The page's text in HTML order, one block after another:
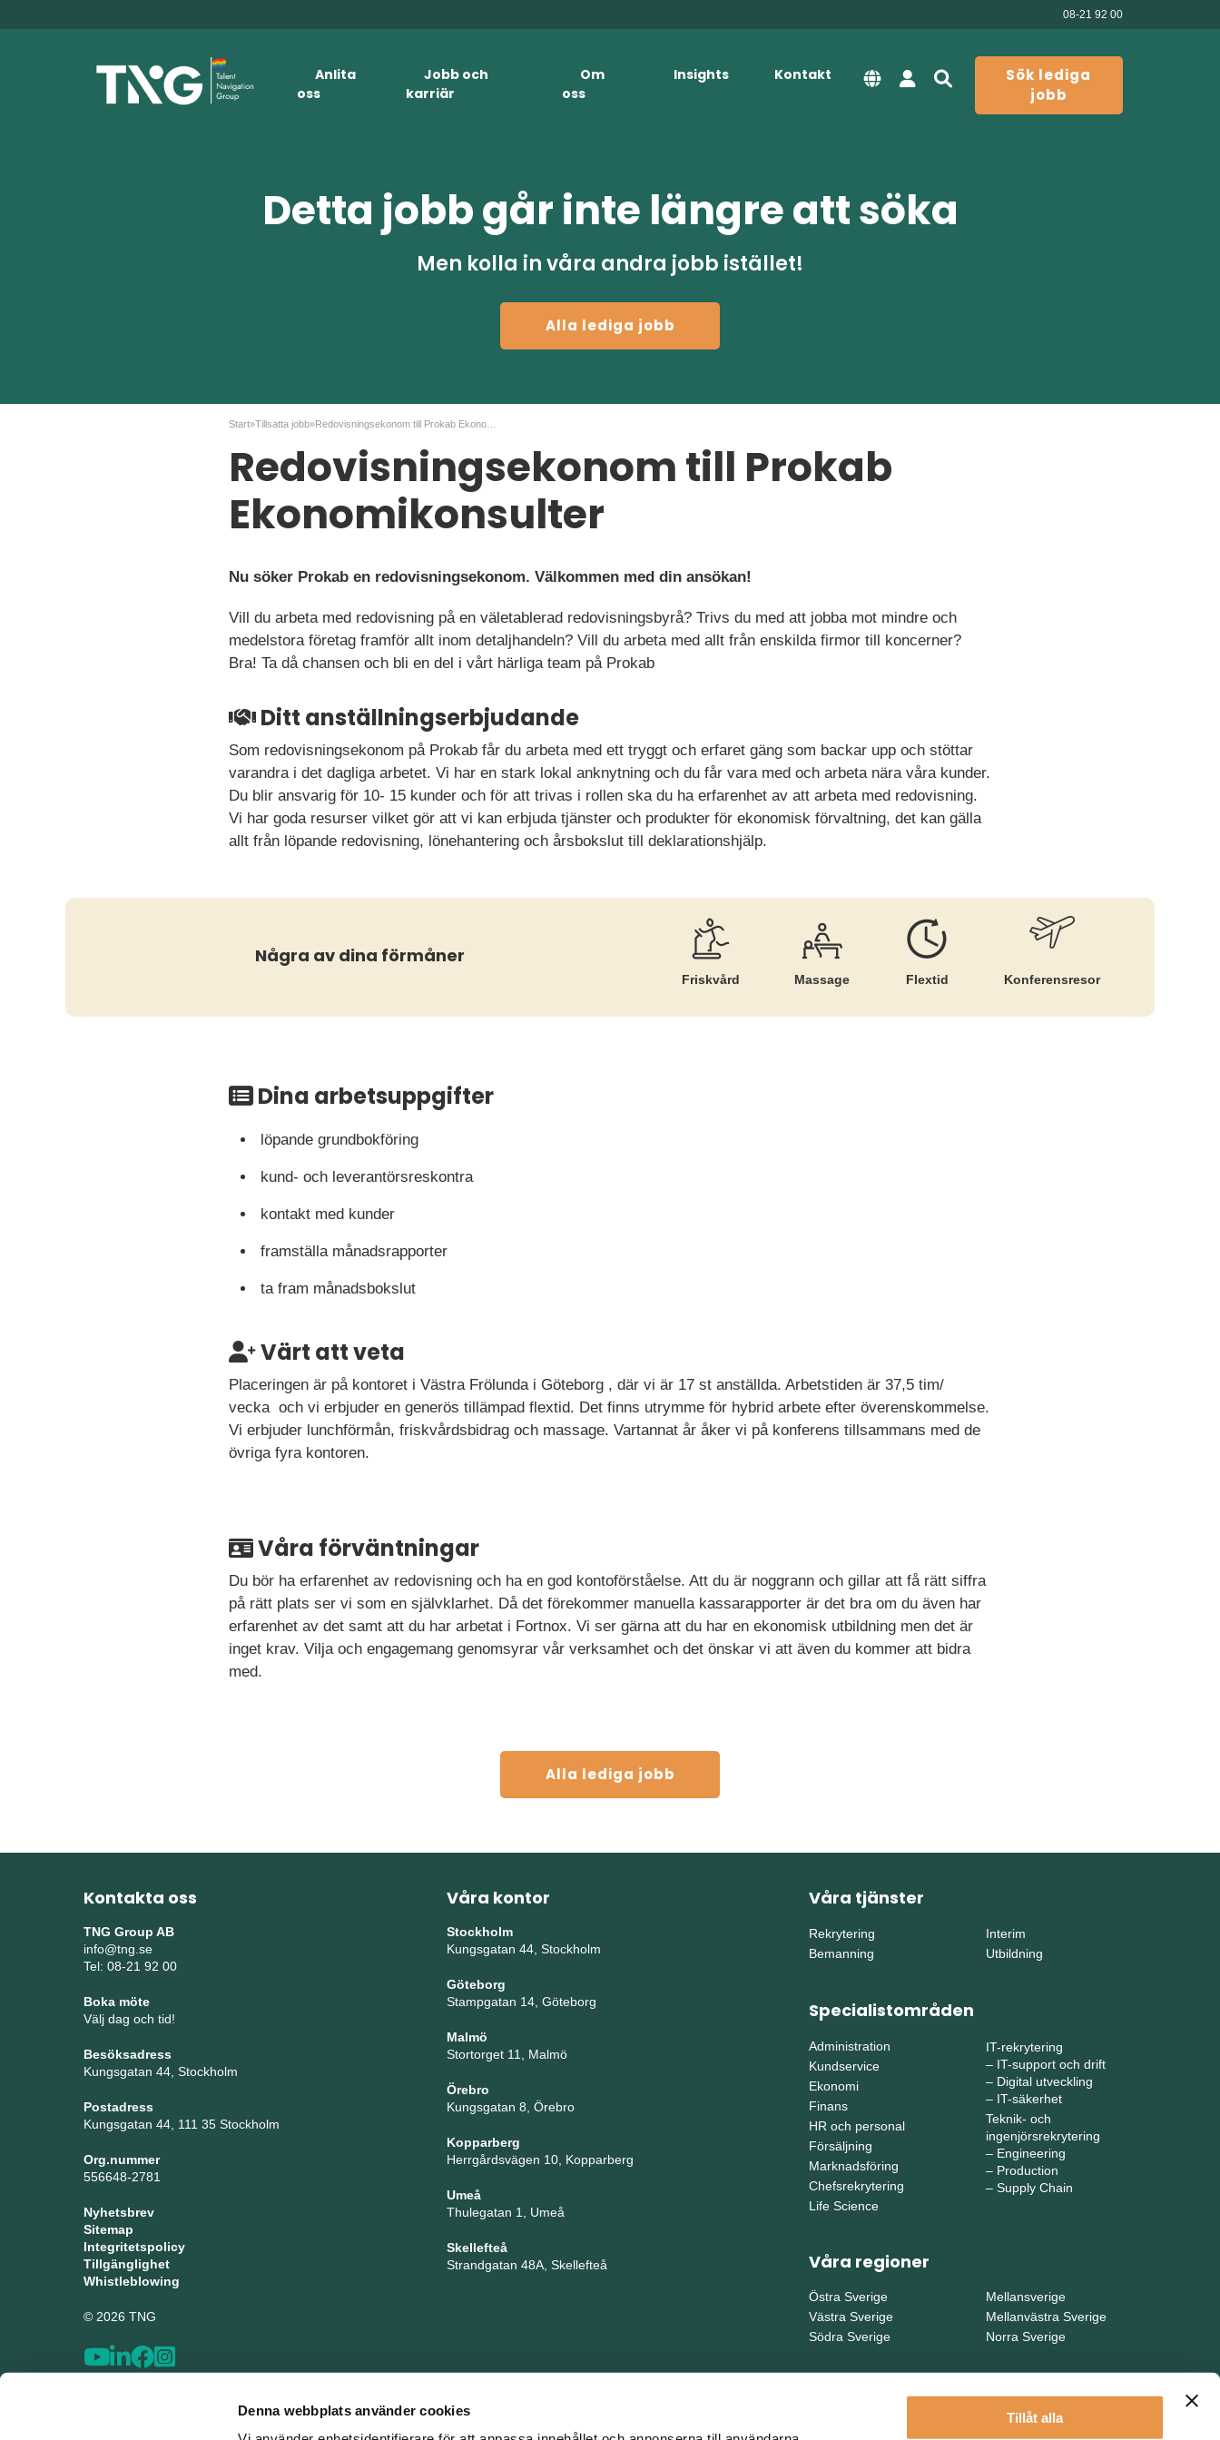
Denna webbplats använder cookies
Tillåt alla
08-21 92 00
Anlita
oss
Jobb och
karriär
Om
oss
Insights Kontakt
Sök lediga
jobb
Detta jobb går inte längre att söka
Men kolla in våra andra jobb istället!
Alla lediga jobb
Start»Tillsatta jobb»
Redovisningsekonom till Prokab
Ekonomikonsulter
Nu söker Prokab en redovisningsekonom. Välkommen med din ansökan!
Vill du arbeta med redovisning på en väletablerad redovisningsbyrå? Trivs du med att jobba mot mindre och
medelstora företag framför allt inom detaljhandeln? Vill du arbeta med allt från enskilda firmor till koncerner?
Bra! Ta då chansen och bli en del i vårt härliga team på Prokab
Ditt anställningserbjudande
Som redovisningsekonom på Prokab får du arbeta med ett tryggt och erfaret gäng som backar upp och stöttar
varandra i det dagliga arbetet. Vi har en stark lokal anknytning och du får vara med och arbeta nära våra kunder.
Du blir ansvarig för 10- 15 kunder och för att trivas i rollen ska du ha erfarenhet av att arbeta med redovisning.
Vi har goda resurser vilket gör att vi kan erbjuda tjänster och produkter för ekonomisk förvaltning, det kan gälla
allt från löpande redovisning, lönehantering och årsbokslut till deklarationshjälp.
Några av dina förmåner
Friskvård Massage Flextid Konferensresor
Dina arbetsuppgifter
löpande grundbokföring
kund- och leverantörsreskontra
kontakt med kunder
framställa månadsrapporter
ta fram månadsbokslut
Värt att veta
Placeringen är på kontoret i Västra Frölunda i Göteborg , där vi är 17 st anställda. Arbetstiden är 37,5 tim/
vecka och vi erbjuder en generös tillämpad flextid. Det finns utrymme för hybrid arbete efter överenskommelse.
Vi erbjuder lunchförmån, friskvårdsbidrag och massage. Vartannat år åker vi på konferens tillsammans med de
övriga fyra kontoren.
Våra förväntningar
Du bör ha erfarenhet av redovisning och ha en god kontoförståelse. Att du är noggrann och gillar att få rätt siffra
på rätt plats ser vi som en självklarhet. Då det förekommer manuella kassarapporter är det bra om du även har
erfarenhet av det samt att du har arbetat i Fortnox. Vi ser gärna att du har en ekonomisk utbildning men det är
inget krav. Vilja och engagemang genomsyrar vår verksamhet och det önskar vi att även du kommer att bidra
med.
Alla lediga jobb
Kontakta oss
TNG Group AB
info@tng.se
Tel: 08-21 92 00
Boka möte
Välj dag och tid!
Besöksadress
Kungsgatan 44, Stockholm
Postadress
Kungsgatan 44, 111 35 Stockholm
Org.nummer
556648-2781
Nyhetsbrev
Sitemap
Integritetspolicy
Tillgänglighet
Whistleblowing
© 2026 TNG
Våra kontor
Stockholm
Kungsgatan 44, Stockholm
Göteborg
Stampgatan 14, Göteborg
Malmö
Stortorget 11, Malmö
Örebro
Kungsgatan 8, Örebro
Kopparberg
Herrgårdsvägen 10, Kopparberg
Umeå
Thulegatan 1, Umeå
Skellefteå
Strandgatan 48A, Skellefteå
Våra tjänster
Rekrytering
Bemanning
Interim
Utbildning
Specialistområden
Administration
Kundservice
Ekonomi
Finans
HR och personal
Försäljning
Marknadsföring
Chefsrekrytering
Life Science
IT-rekrytering
– IT-support och drift
– Digital utveckling
– IT-säkerhet
Teknik- och
ingenjörsrekrytering
– Engineering
– Production
– Supply Chain
Våra regioner
Östra Sverige
Västra Sverige
Södra Sverige
Mellansverige
Mellanvästra Sverige
Norra Sverige